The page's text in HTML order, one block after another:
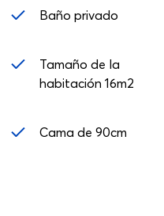
Baño privado
Tamaño de la
habitación 16m2
Cama de 90cm